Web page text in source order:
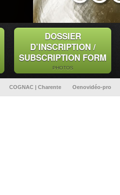
DOSSIER
D’INSCRIPTION /
SUBSCRIPTION FORM
PHOTOS
COGNAC | Charente Oenovidéo-pro